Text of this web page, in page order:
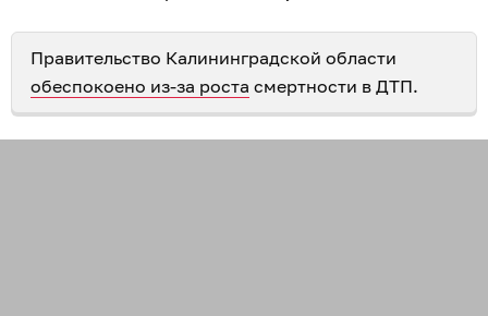
Правительство Калининградской области
обеспокоено из-за роста смертности в ДТП.